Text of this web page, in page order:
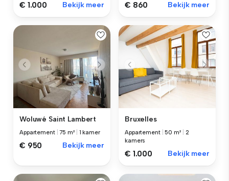
€ 1.000 Bekijk meer € 860 Bekijk meer
Woluwé Saint Lambert
Appartement |75 m² 1 kamer
€ 950 Bekijk meer
Bruxelles
Appartement |50 m²
2
kamers
€ 1.000 Bekijk meer